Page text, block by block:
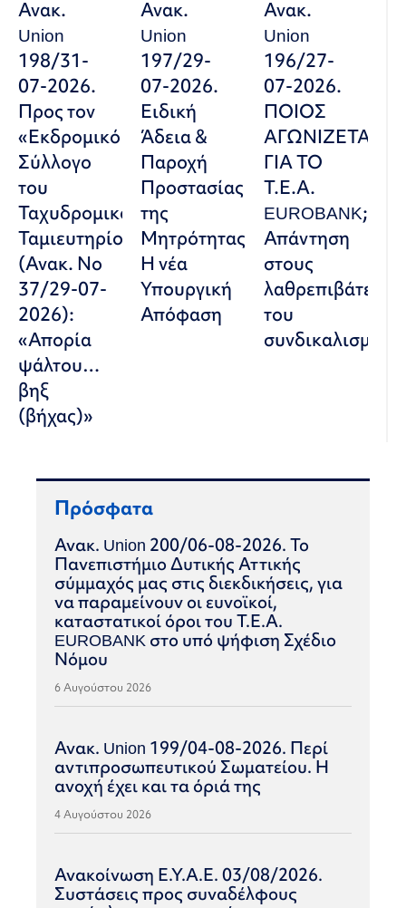
Ανακ.
Union
198/31-
07-2026.
Προς τον
«Εκδρομικό
Σύλλογο
του
Ταχυδρομικού
Ταμιευτηρίου»
(Ανακ. Νο
37/29-07-
2026):
«Απορία
ψάλτου…
βηξ
(βήχας)»
Ανακ.
Union
197/29-
07-2026.
Ειδική
Άδεια &
Παροχή
Προστασίας
της
Μητρότητας:
Η νέα
Υπουργική
Απόφαση
Ανακ.
Union
196/27-
07-2026.
ΠΟΙΟΣ
ΑΓΩΝΙΖΕΤΑΙ
ΓΙΑ ΤΟ
Τ.Ε.Α.
EUROBANK;
Απάντηση
στους
λαθρεπιβάτες
του
συνδικαλισμού
Πρόσφατα
Ανακ. Union 200/06-08-2026. Το
Πανεπιστήμιο Δυτικής Αττικής
σύμμαχός μας στις διεκδικήσεις, για
να παραμείνουν οι ευνοϊκοί,
καταστατικοί όροι του Τ.Ε.Α.
EUROBANK στο υπό ψήφιση Σχέδιο
Νόμου
6 Αυγούστου 2026
Ανακ. Union 199/04-08-2026. Περί
αντιπροσωπευτικού Σωματείου. Η
ανοχή έχει και τα όριά της
4 Αυγούστου 2026
Ανακοίνωση Ε.Υ.Α.Ε. 03/08/2026.
Συστάσεις προς συναδέλφους